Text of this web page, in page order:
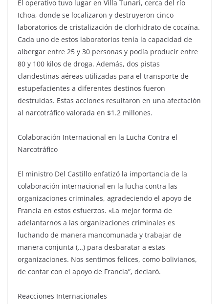
El operativo tuvo lugar en Villa Tunari, cerca del río
Ichoa, donde se localizaron y destruyeron cinco
laboratorios de cristalización de clorhidrato de cocaína.
Cada uno de estos laboratorios tenía la capacidad de
albergar entre 25 y 30 personas y podía producir entre
80 y 100 kilos de droga. Además, dos pistas
clandestinas aéreas utilizadas para el transporte de
estupefacientes a diferentes destinos fueron
destruidas. Estas acciones resultaron en una afectación
al narcotráfico valorada en $1.2 millones.
Colaboración Internacional en la Lucha Contra el
Narcotráfico
El ministro Del Castillo enfatizó la importancia de la
colaboración internacional en la lucha contra las
organizaciones criminales, agradeciendo el apoyo de
Francia en estos esfuerzos. «La mejor forma de
adelantarnos a las organizaciones criminales es
luchando de manera mancomunada y trabajar de
manera conjunta (…) para desbaratar a estas
organizaciones. Nos sentimos felices, como bolivianos,
de contar con el apoyo de Francia”, declaró.
Reacciones Internacionales